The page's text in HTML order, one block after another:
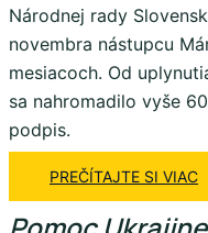
Národnej rady
novembra nástupcu
mesiacoch. Od
sa nahromadilo vyše
podpis.
PREČÍTAJTE SI VIAC